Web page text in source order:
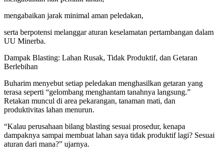
mengabaikan jarak minimal aman peledakan,
serta berpotensi melanggar aturan keselamatan pertambangan dalam
UU Minerba.
Dampak Blasting: Lahan Rusak, Tidak Produktif, dan Getaran
Berlebihan
Buharim menyebut setiap peledakan menghasilkan getaran yang
terasa seperti “gelombang menghantam tanahnya langsung.”
Retakan muncul di area pekarangan, tanaman mati, dan
produktivitas lahan menurun.
“Kalau perusahaan bilang blasting sesuai prosedur, kenapa
dampaknya sampai membuat lahan saya tidak produktif lagi? Sesuai
aturan dari mana?” ujarnya.